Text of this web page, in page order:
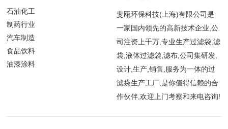
石油化工
制药行业
汽车制造
食品饮料
油漆涂料
斐瓯环保科技(上海)有限公司是
一家国内领先的高新技术企业,公
司注资上千万,专业生产过滤袋,滤
袋,液体过滤袋,滤布,公司集研发,
设计,生产,销售,服务为一体的过
滤袋生产工厂,是你值得信赖的合
作伙伴,欢迎上门考察和来电咨询!